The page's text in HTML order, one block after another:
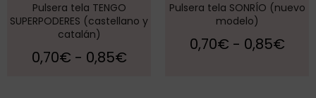
Pulsera tela TENGO
SUPERPODERES (castellano y
catalán)
0,70€ - 0,85€
Pulsera tela SONRÍO (nuevo
modelo)
0,70€ - 0,85€